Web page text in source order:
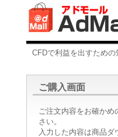
CFDで利益を出すための
ご購入画面
ご注文内容をお確かめ
さい。
入力した内容は商品ダ